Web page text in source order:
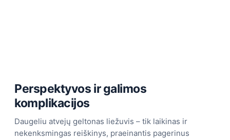
Perspektyvos ir galimos
komplikacijos
Daugeliu atvejų geltonas liežuvis – tik laikinas ir
nekenksmingas reiškinys, praeinantis pagerinus